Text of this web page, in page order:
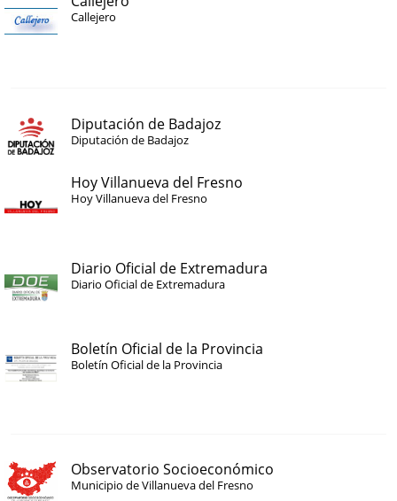
Callejero
Diputación de Badajoz
Diputación de Badajoz
Hoy Villanueva del Fresno
Hoy Villanueva del Fresno
Diario Oficial de Extremadura
Diario Oficial de Extremadura
Boletín Oficial de la Provincia
Boletín Oficial de la Provincia
Observatorio Socioeconómico
Municipio de Villanueva del Fresno